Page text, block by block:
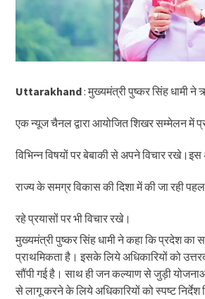
Uttarakhand: मुख्यमंत्री पुष्कर सिंह धामी
एक न्यूज चैनल द्वारा आयोजित शिखर सम्मेलन में
विभिन्न विषयों पर बेबाकी से अपने विचार
राज्य के समग्र विकास की दिशा में की जा रही
रहे प्रयासों पर भी विचार रखे।
मुख्यमंत्री पुष्कर सिंह धामी ने कहा कि प्रदेश का
प्राथमिकता है। इसके लिये अधिकारियों को
सौंपी गई है। साथ ही जन कल्याण से जुड़ी
से लागू करने के लिये अधिकारियों को स्पष्ट निर्देश